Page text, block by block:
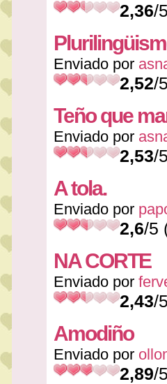
2,36/
Enviado por
2,52/
Teño que
Enviado por
2,53/
A tola.
Enviado por
2,6/5
NA CORTE
Enviado por
2,43/
Amodiño
Enviado por
2,89/